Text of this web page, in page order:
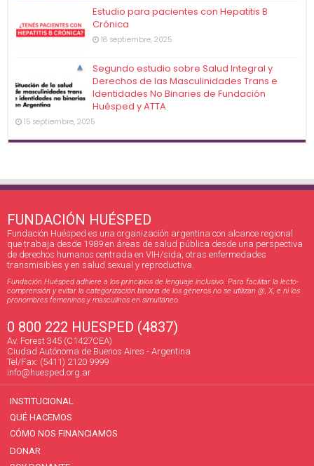
Estudio para pacientes con Hepatitis B
Crónica
18 septiembre, 2025
Segundo estudio sobre Salud Integral y
Derechos de las Masculinidades Trans e
Identidades No Binaries de Fundación
Huésped y ATTA
15 septiembre, 2025
FUNDACIÓN HUÉSPED
Fundación Huésped es una organización argentina con alcance regional
que trabaja desde 1989 en áreas de salud pública desde una perspectiva
de derechos humanos centrada en VIH/sida, otras enfermedades
transmisibles y en salud sexual y reproductiva.
Fundación Huésped adhiere a los principios de lenguaje inclusivo. Para facilitar la lecto-
comprensión y evitar la categorización binaria de los géneros no se utilizan @, X, e ni los
pronombres femeninos y masculinos en simultáneo.
0 800 222 HUESPED (4837)
Av. Forest 345 (C1427CEA)
Ciudad Autónoma de Buenos Aires - Argentina
Tel/Fax: (5411) 2120 9999
info@huesped.org.ar
INSTITUCIONAL
QUÉ HACEMOS
CÓMO NOS FINANCIAMOS
DONAR